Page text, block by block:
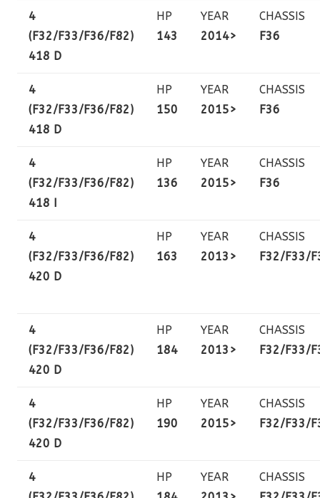
4
(F32/F33/F36/F82)
418 D
HP
143
YEAR
2014>
CHASSIS
F36
4
(F32/F33/F36/F82)
418 D
HP
150
YEAR
2015>
CHASSIS
F36
4
(F32/F33/F36/F82)
418 I
HP
136
YEAR
2015>
CHASSIS
F36
4
(F32/F33/F36/F82)
420 D
HP
163
YEAR
2013>
CHASSIS
F32/F33/
4
(F32/F33/F36/F82)
420 D
HP
184
YEAR
2013>
CHASSIS
F32/F33/
4
(F32/F33/F36/F82)
420 D
HP
190
YEAR
2015>
CHASSIS
F32/F33/
4
HP
YEAR
CHASSIS